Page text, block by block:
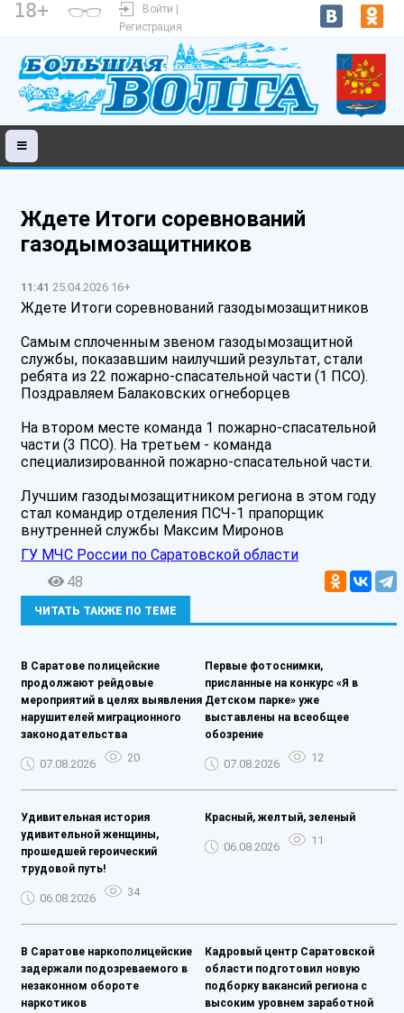
18+
Войти |
Регистрация
Ждете Итоги соревнований
газодымозащитников
11:41 25.04.2026 16+
Ждете Итоги соревнований газодымозащитников
Самым сплоченным звеном газодымозащитной
службы, показавшим наилучший результат, стали
ребята из 22 пожарно-спасательной части (1 ПСО).
Поздравляем Балаковских огнеборцев
На втором месте команда 1 пожарно-спасательной
части (3 ПСО). На третьем - команда
специализированной пожарно-спасательной части.
Лучшим газодымозащитником региона в этом году
стал командир отделения ПСЧ-1 прапорщик
внутренней службы Максим Миронов
ГУ МЧС России по Саратовской области
48
ЧИТАТЬ ТАКЖЕ ПО ТЕМЕ
В Саратове полицейские
продолжают рейдовые
мероприятий в целях выявления
нарушителей миграционного
законодательства
07.08.2026 20
Первые фотоснимки,
присланные на конкурс «Я в
Детском парке» уже
выставлены на всеобщее
обозрение
07.08.2026 12
Удивительная история
удивительной женщины,
прошедшей героический
трудовой путь!
06.08.2026 34
Красный, желтый, зеленый
06.08.2026 11
В Саратове наркополицейские
задержали подозреваемого в
незаконном обороте
наркотиков
Кадровый центр Саратовской
области подготовил новую
подборку вакансий региона с
высоким уровнем заработной